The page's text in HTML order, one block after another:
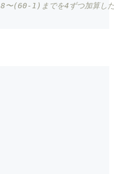
〜(60-1)までを4ずつ加算した